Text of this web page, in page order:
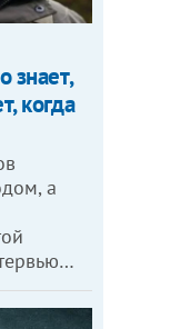
знает,
когда
а